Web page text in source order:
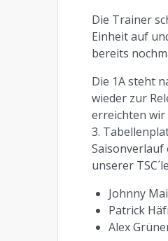
Die Trainer
Einheit auf
bereits
Die 1A steht
wieder zur
erreichten wir
3.
Saisonverlauf
unserer
Johnny
Patrick
Alex